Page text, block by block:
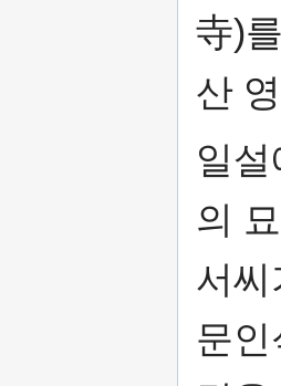
寺)
산
일
의
서씨
문